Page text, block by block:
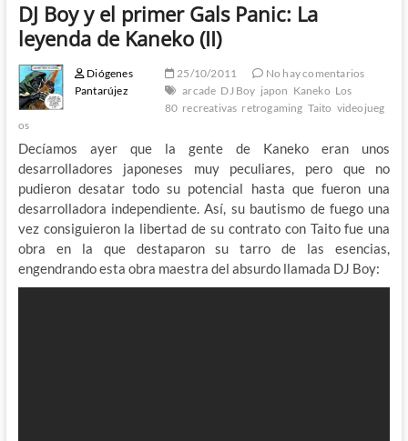
DJ Boy y el primer Gals Panic: La
leyenda de Kaneko (II)
Diógenes
Pantarújez
25/10/2011
No hay comentarios
arcade DJ Boy japon Kaneko Los
80 recreativas retrogaming Taito videojueg
os
Decíamos ayer que la gente de Kaneko eran unos
desarrolladores japoneses muy peculiares, pero que no
pudieron desatar todo su potencial hasta que fueron una
desarrolladora independiente. Así, su bautismo de fuego una
vez consiguieron la libertad de su contrato con Taito fue una
obra en la que destaparon su tarro de las esencias,
engendrando esta obra maestra del absurdo llamada DJ Boy: